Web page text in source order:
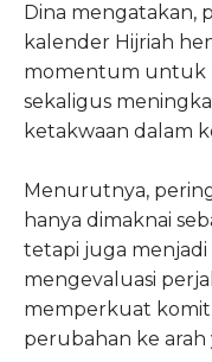
Dina mengatakan,
kalender Hijriah
momentum untuk
sekaligus
ketakwaan dalam
Menurutnya,
hanya dimaknai
tetapi juga
mengevaluasi
memperkuat
perubahan ke arah